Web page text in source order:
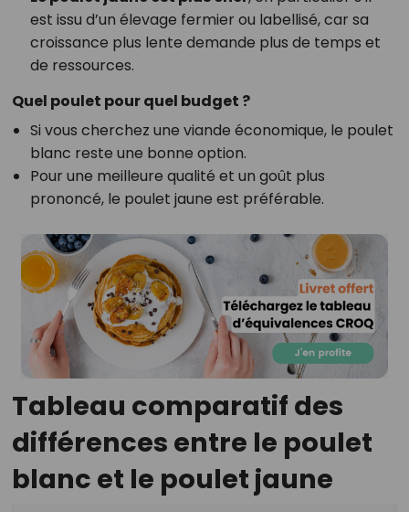
est issu d’un élevage fermier ou labellisé, car sa
croissance plus lente demande plus de temps et
de ressources.
Quel poulet pour quel budget ?
Si vous cherchez une viande économique, le poulet
blanc reste une bonne option.
Pour une meilleure qualité et un goût plus
prononcé, le poulet jaune est préférable.
Tableau comparatif des
différences entre le poulet
blanc et le poulet jaune